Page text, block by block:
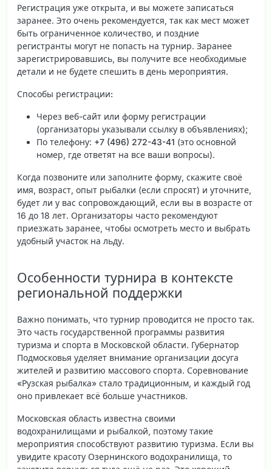
Регистрация уже открыта, и вы можете записаться
заранее. Это очень рекомендуется, так как мест может
быть ограниченное количество, и поздние
регистранты могут не попасть на турнир. Заранее
зарегистрировавшись, вы получите все необходимые
детали и не будете спешить в день мероприятия.
Способы регистрации:
Через веб-сайт или форму регистрации
(организаторы указывали ссылку в объявлениях);
По телефону: +7 (496) 272-43-41 (это основной
номер, где ответят на все ваши вопросы).
Когда позвоните или заполните форму, скажите своё
имя, возраст, опыт рыбалки (если спросят) и уточните,
будет ли у вас сопровождающий, если вы в возрасте от
16 до 18 лет. Организаторы часто рекомендуют
приезжать заранее, чтобы осмотреть место и выбрать
удобный участок на льду.
Особенности турнира в контексте
региональной поддержки
Важно понимать, что турнир проводится не просто так.
Это часть государственной программы развития
туризма и спорта в Московской области. Губернатор
Подмосковья уделяет внимание организации досуга
жителей и развитию массового спорта. Соревнование
«Рузская рыбалка» стало традиционным, и каждый год
оно привлекает всё больше участников.
Московская область известна своими
водохранилищами и рыбалкой, поэтому такие
мероприятия способствуют развитию туризма. Если вы
увидите красоту Озернинского водохранилища, то